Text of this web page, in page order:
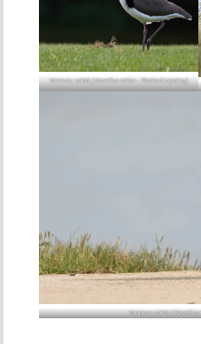
Vanneau soldat (Vanellus miles– Masked Lapwing)
Vanneau soldat (Vanellus